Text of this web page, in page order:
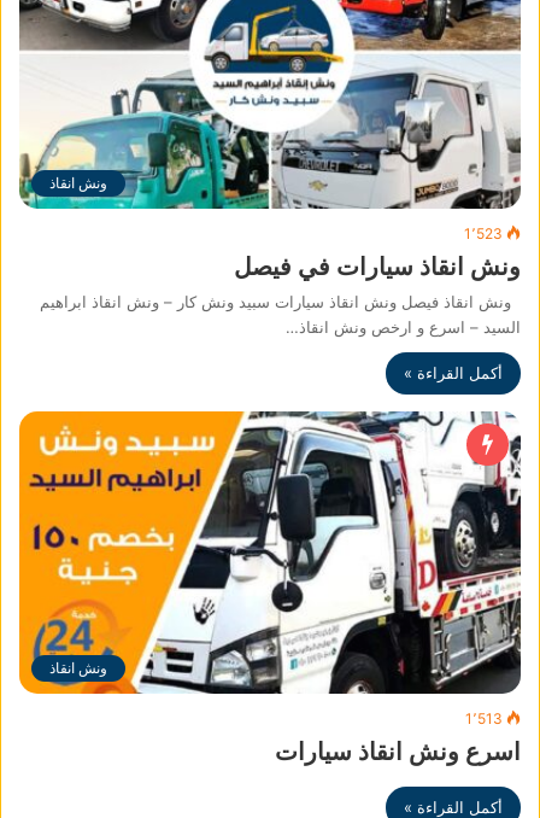
ونش انقاذ
1٬523
ونش انقاذ سيارات في فيصل
ونش انقاذ فيصل ونش انقاذ سيارات سبيد ونش كار – ونش انقاذ ابراهيم
السيد – اسرع و ارخص ونش انقاذ…
أكمل القراءة »
ونش انقاذ
1٬513
اسرع ونش انقاذ سيارات
أكمل القراءة »